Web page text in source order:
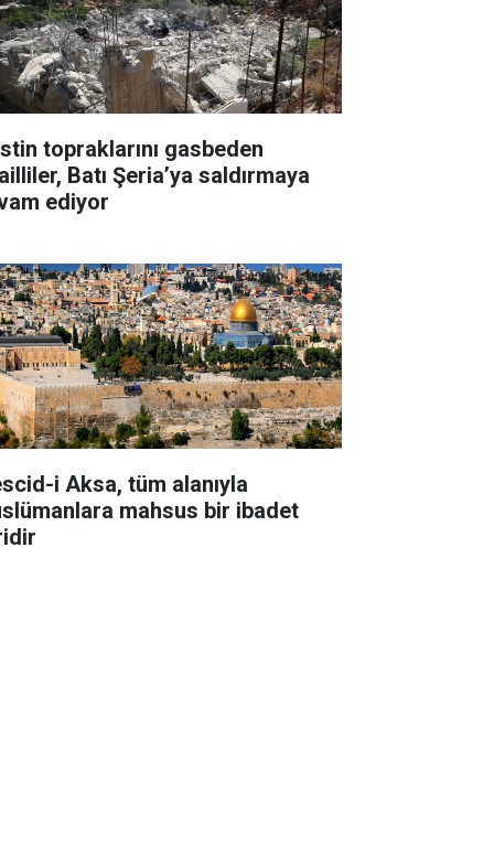
topraklarını gasbeden
Batı Şeria’ya saldırmaya
ediyor
i Aksa, tüm alanıyla
mahsus bir ibadet